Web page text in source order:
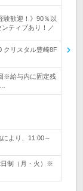
験歓迎！》90％以
ティブあり！／
クリスタル豊崎8F
※給与内に固定残
より、11:00～
日制（月・火）※